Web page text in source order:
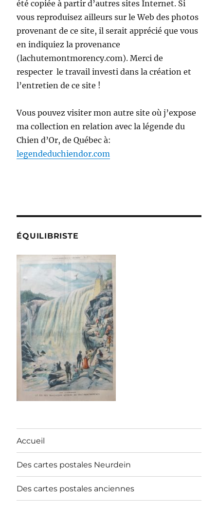
été copiée à partir d’autres sites Internet. Si
vous reproduisez ailleurs sur le Web des photos
provenant de ce site, il serait apprécié que vous
en indiquiez la provenance
(lachutemontmorency.com). Merci de
respecter le travail investi dans la création et
l’entretien de ce site !
Vous pouvez visiter mon autre site où j’expose
ma collection en relation avec la légende du
Chien d’Or, de Québec à:
legendeduchiendor.com
ÉQUILIBRISTE
Accueil
Des cartes postales Neurdein
Des cartes postales anciennes